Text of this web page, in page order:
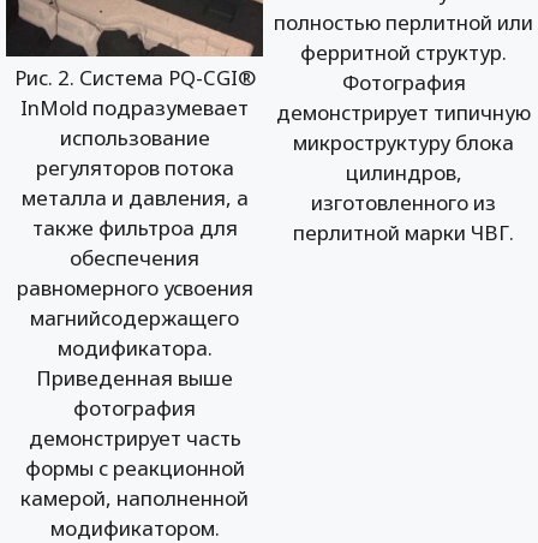
Рис. 2. Система PQ-CGI®
InMold подразумевает
использование
регуляторов потока
металла и давления, а
также фильтроа для
обеспечения
равномерного усвоения
магнийсодержащего
модификатора.
Приведенная выше
фотография
демонстрирует часть
формы с реакционной
камерой, наполненной
модификатором.
полностью перлитной или
ферритной структур.
Фотография
демонстрирует типичную
микроструктуру блока
цилиндров,
изготовленного из
перлитной марки ЧВГ.